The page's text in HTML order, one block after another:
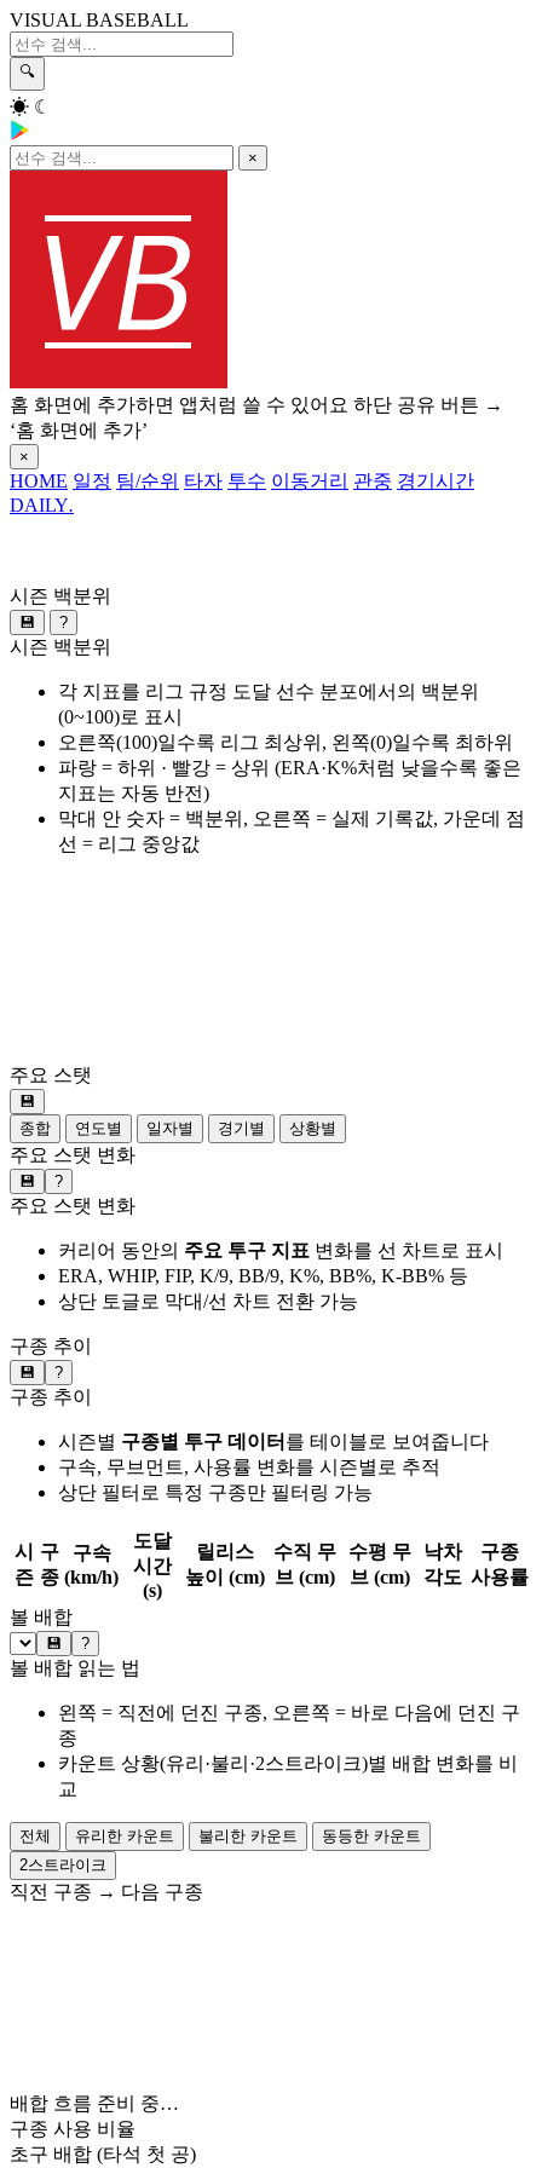
VISUAL BASEBALL
🔍
☀ ☾
×
홈 화면에 추가하면 앱처럼 쓸 수 있어요 하단 공유 버튼 →
‘홈 화면에 추가’
×
HOME 일정 팀/순위 타자 투수 이동거리 관중 경기시간
DAILY.
시즌 백분위
💾 ?
시즌 백분위
각 지표를 리그 규정 도달 선수 분포에서의 백분위
(0~100)로 표시
오른쪽(100)일수록 리그 최상위, 왼쪽(0)일수록 최하위
파랑 = 하위 · 빨강 = 상위 (ERA·K%처럼 낮을수록 좋은
지표는 자동 반전)
막대 안 숫자 = 백분위, 오른쪽 = 실제 기록값, 가운데 점
선 = 리그 중앙값
주요 스탯
💾
종합
연도별 일자별 경기별 상황별
주요 스탯 변화
💾 ?
주요 스탯 변화
커리어 동안의 주요 투구 지표 변화를 선 차트로 표시
ERA, WHIP, FIP, K/9, BB/9, K%, BB%, K-BB% 등
상단 토글로 막대/선 차트 전환 가능
구종 추이
💾 ?
구종 추이
시즌별 구종별 투구 데이터 를 테이블로 보여줍니다
구속, 무브먼트, 사용률 변화를 시즌별로 추적
상단 필터로 특정 구종만 필터링 가능
시
즌
구
종
구속
(km/h)
도달
시간
(s)
릴리스
높이 (cm)
수직 무
브 (cm)
수평 무
브 (cm)
낙차
각도
구종
사용률
볼 배합
💾 ?
볼 배합 읽는 법
왼쪽 = 직전에 던진 구종, 오른쪽 = 바로 다음에 던진 구
종
카운트 상황(유리·불리·2스트라이크)별 배합 변화를 비
교
전체 유리한 카운트 불리한 카운트
동등한 카운트
2스트라이크
직전 구종 → 다음 구종
배합 흐름 준비 중…
구종 사용 비율
초구 배합 (타석 첫 공)